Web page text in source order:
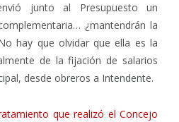
junto al Presupuesto un
¿mantendrán la
hay que olvidar que ella es la
de la fijación de salarios
desde obreros a Intendente.
que realizó el Concejo